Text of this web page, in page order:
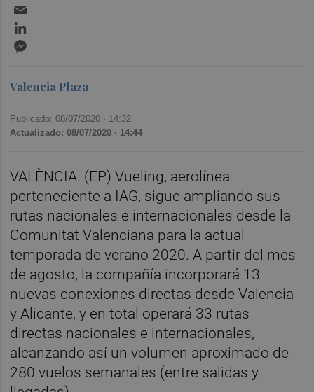
Valencia Plaza
Publicado: 08/07/2020 · 14:32
Actualizado: 08/07/2020 · 14:44
VALÈNCIA. (EP) Vueling, aerolínea
perteneciente a IAG, sigue ampliando sus
rutas nacionales e internacionales desde la
Comunitat Valenciana para la actual
temporada de verano 2020. A partir del mes
de agosto, la compañía incorporará 13
nuevas conexiones directas desde Valencia
y Alicante, y en total operará 33 rutas
directas nacionales e internacionales,
alcanzando así un volumen aproximado de
280 vuelos semanales (entre salidas y